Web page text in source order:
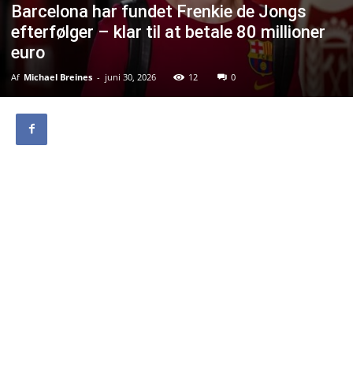
Barcelona har fundet Frenkie de Jongs
efterfølger – klar til at betale 80 millioner
euro
Af Michael Breines - juni 30, 2026 12 0